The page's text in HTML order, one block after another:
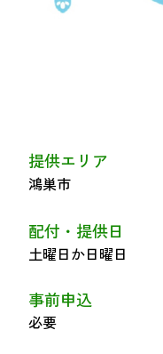
居場所づくりア
提供エリア
鴻巣市
配付・提供日
土曜日か日曜日
事前申込
必要